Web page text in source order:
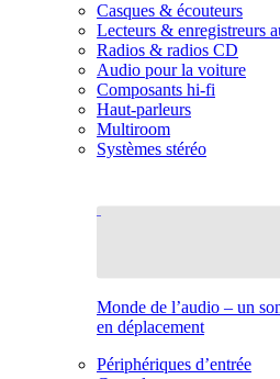
Casques & écouteurs
Lecteurs & enregistreurs
Radios & radios CD
Audio pour la voiture
Composants hi-fi
Haut-parleurs
Multiroom
Systèmes stéréo
Monde de l’audio – un
en déplacement
Périphériques d’entrée